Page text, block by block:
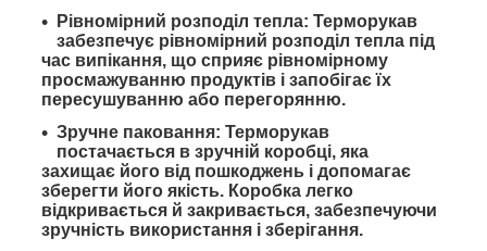
Рівномірний розподіл тепла: Терморукав
забезпечує рівномірний розподіл тепла під
час випікання, що сприяє рівномірному
просмажуванню продуктів і запобігає їх
пересушуванню або перегорянню.
Зручне паковання: Терморукав
постачається в зручній коробці, яка
захищає його від пошкоджень і допомагає
зберегти його якість. Коробка легко
відкривається й закривається, забезпечуючи
зручність використання і зберігання.